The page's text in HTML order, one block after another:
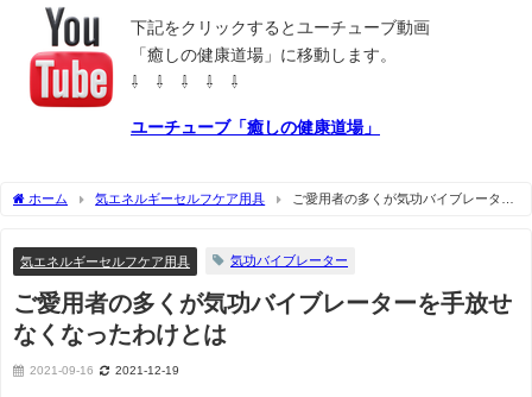
下記をクリックするとユーチューブ動画
「癒しの健康道場」に移動します。
⇩ ⇩ ⇩ ⇩ ⇩
ユーチューブ「癒しの健康道場」
ホーム 気エネルギーセルフケア用具
ご愛用者の多くが気功バイブレーター
気エネルギーセルフケア用具 気功バイブレーター
ご愛用者の多くが気功バイブレーターを手放せ
なくなったわけとは
2021-09-16 2021-12-19